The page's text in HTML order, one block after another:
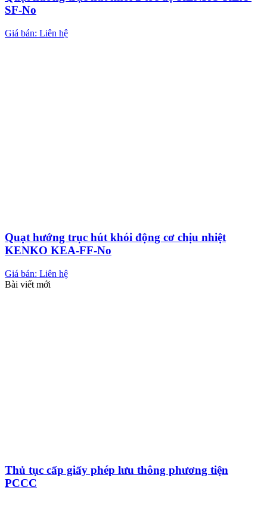
SF-No
Giá bán: Liên hệ
Quạt hướng trục hút khói động cơ chịu nhiệt
KENKO KEA-FF-No
Giá bán: Liên hệ
Bài viết mới
Thủ tục cấp giấy phép lưu thông phương tiện
PCCC